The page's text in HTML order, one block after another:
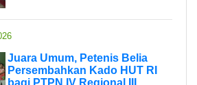
Juara Umum, Petenis Belia
Persembahkan Kado HUT RI
bagi PTPN IV Regional III